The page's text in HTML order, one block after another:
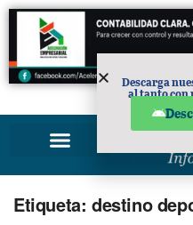
Etiqueta: destino
Descarga
al tanto con